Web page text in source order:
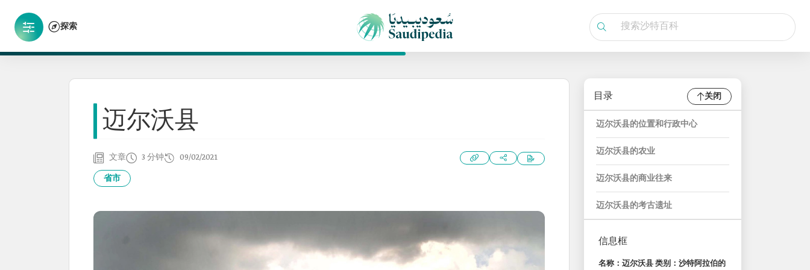
探索
迈尔沃县
文章 3 分钟 09/02/2021
省市
目录 关闭
迈尔沃县的位置和行政中心
迈尔沃县的农业
迈尔沃县的商业往来
迈尔沃县的考古遗址
信息框
名称：迈尔沃县 类别：沙特阿拉伯的